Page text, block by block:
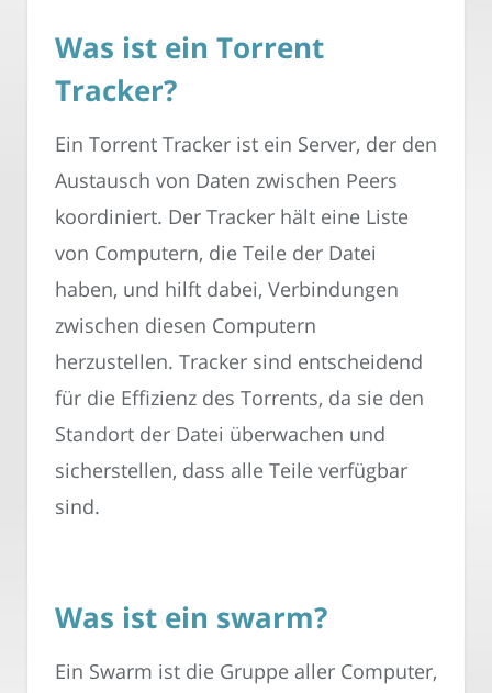
Was ist ein Torrent
Tracker?
Ein Torrent Tracker ist ein Server, der den
Austausch von Daten zwischen Peers
koordiniert. Der Tracker hält eine Liste
von Computern, die Teile der Datei
haben, und hilft dabei, Verbindungen
zwischen diesen Computern
herzustellen. Tracker sind entscheidend
für die Effizienz des Torrents, da sie den
Standort der Datei überwachen und
sicherstellen, dass alle Teile verfügbar
sind.
Was ist ein swarm?
Ein Swarm ist die Gruppe aller Computer,